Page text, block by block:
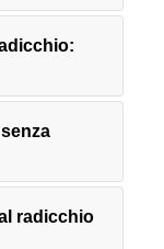
radicchio